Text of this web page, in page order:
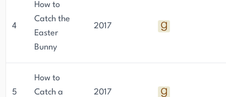
4
How to
Catch the
Easter
Bunny
2017
5
How to
Catch a
2017